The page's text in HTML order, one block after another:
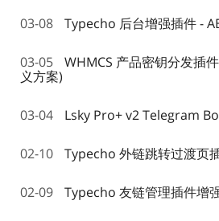
03-08 Typecho 后台增强插件 -
03-05
WHMCS 产品密钥分发插
义方案)
03-04 Lsky Pro+ v2 Telegram
02-10 Typecho 外链跳转过渡页
02-09 Typecho 友链管理插件增